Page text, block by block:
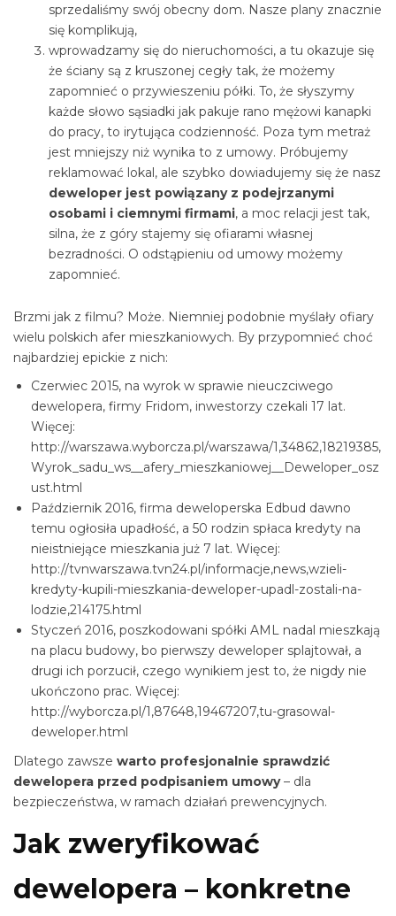
sprzedaliśmy swój obecny dom. Nasze plany znacznie
się komplikują,
wprowadzamy się do nieruchomości, a tu okazuje się
że ściany są z kruszonej cegły tak, że możemy
zapomnieć o przywieszeniu półki. To, że słyszymy
każde słowo sąsiadki jak pakuje rano mężowi kanapki
do pracy, to irytująca codzienność. Poza tym metraż
jest mniejszy niż wynika to z umowy. Próbujemy
reklamować lokal, ale szybko dowiadujemy się że nasz
deweloper jest powiązany z podejrzanymi
osobami i ciemnymi firmami, a moc relacji jest tak,
silna, że z góry stajemy się ofiarami własnej
bezradności. O odstąpieniu od umowy możemy
zapomnieć.
Brzmi jak z filmu? Może. Niemniej podobnie myślały ofiary
wielu polskich afer mieszkaniowych. By przypomnieć choć
najbardziej epickie z nich:
Czerwiec 2015, na wyrok w sprawie nieuczciwego
dewelopera, firmy Fridom, inwestorzy czekali 17 lat.
Więcej:
http://warszawa.wyborcza.pl/warszawa/1,34862,18219385,
Wyrok_sadu_ws__afery_mieszkaniowej__Deweloper_osz
ust.html
Październik 2016, firma deweloperska Edbud dawno
temu ogłosiła upadłość, a 50 rodzin spłaca kredyty na
nieistniejące mieszkania już 7 lat. Więcej:
http://tvnwarszawa.tvn24.pl/informacje,news,wzieli-
kredyty-kupili-mieszkania-deweloper-upadl-zostali-na-
lodzie,214175.html
Styczeń 2016, poszkodowani spółki AML nadal mieszkają
na placu budowy, bo pierwszy deweloper splajtował, a
drugi ich porzucił, czego wynikiem jest to, że nigdy nie
ukończono prac. Więcej:
http://wyborcza.pl/1,87648,19467207,tu-grasowal-
deweloper.html
Dlatego zawsze warto profesjonalnie sprawdzić
dewelopera przed podpisaniem umowy– dla
bezpieczeństwa, w ramach działań prewencyjnych.
Jak zweryfikować
dewelopera – konkretne